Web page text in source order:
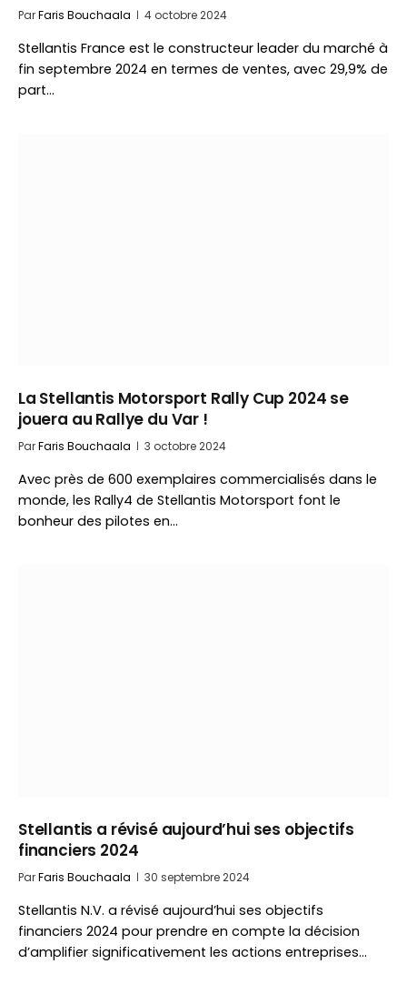
ParFaris Bouchaala 4 octobre 2024
Stellantis France est le constructeur leader du marché à
fin septembre 2024 en termes de ventes, avec 29,9% de
part…
La Stellantis Motorsport Rally Cup 2024 se
jouera au Rallye du Var !
ParFaris Bouchaala 3 octobre 2024
Avec près de 600 exemplaires commercialisés dans le
monde, les Rally4 de Stellantis Motorsport font le
bonheur des pilotes en…
Stellantis a révisé aujourd’hui ses objectifs
financiers 2024
ParFaris Bouchaala 30 septembre 2024
Stellantis N.V. a révisé aujourd’hui ses objectifs
financiers 2024 pour prendre en compte la décision
d’amplifier significativement les actions entreprises…